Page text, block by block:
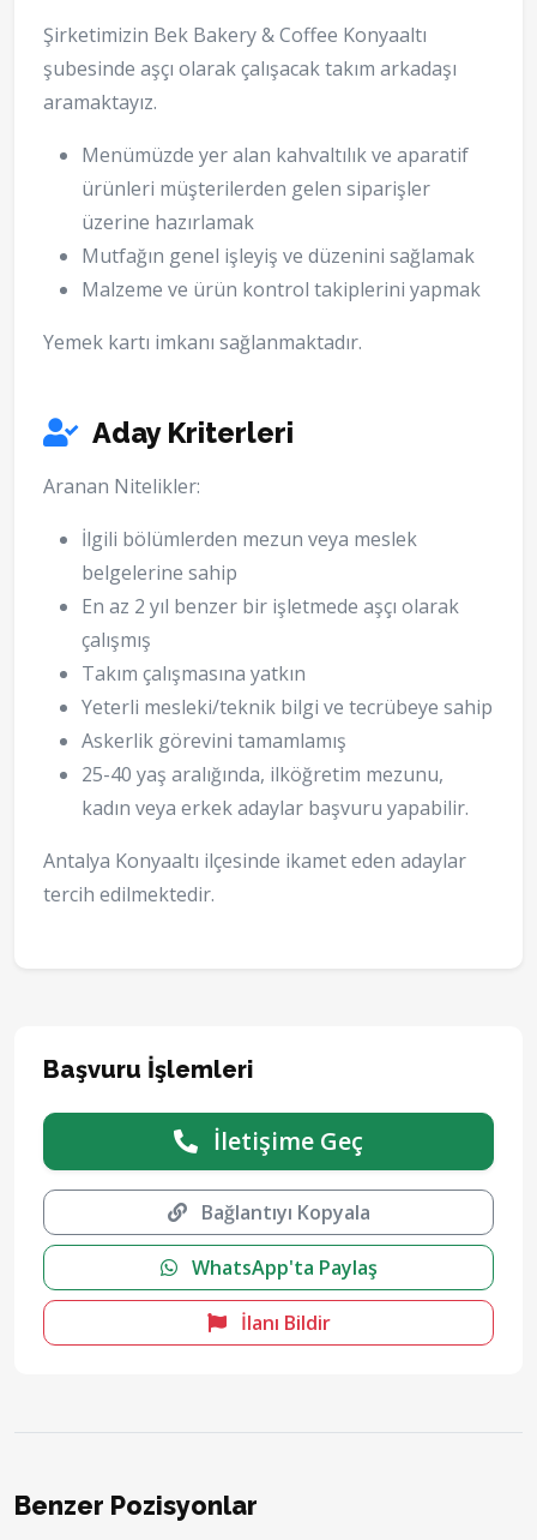
Şirketimizin Bek Bakery & Coffee Konyaaltı
şubesinde aşçı olarak çalışacak takım arkadaşı
aramaktayız.
Menümüzde yer alan kahvaltılık ve aparatif
ürünleri müşterilerden gelen siparişler
üzerine hazırlamak
Mutfağın genel işleyiş ve düzenini sağlamak
Malzeme ve ürün kontrol takiplerini yapmak
Yemek kartı imkanı sağlanmaktadır.
Aday Kriterleri
Aranan Nitelikler:
İlgili bölümlerden mezun veya meslek
belgelerine sahip
En az 2 yıl benzer bir işletmede aşçı olarak
çalışmış
Takım çalışmasına yatkın
Yeterli mesleki/teknik bilgi ve tecrübeye sahip
Askerlik görevini tamamlamış
25-40 yaş aralığında, ilköğretim mezunu,
kadın veya erkek adaylar başvuru yapabilir.
Antalya Konyaaltı ilçesinde ikamet eden adaylar
tercih edilmektedir.
Başvuru İşlemleri
İletişime Geç
Bağlantıyı Kopyala
WhatsApp'ta Paylaş
İlanı Bildir
Benzer Pozisyonlar